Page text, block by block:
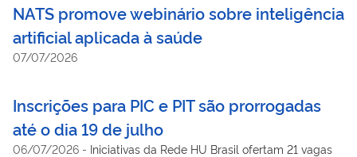
NATS promove webinário sobre inteligência
artificial aplicada à saúde
07/07/2026
Inscrições para PIC e PIT são prorrogadas
até o dia 19 de julho
06/07/2026 - Iniciativas da Rede HU Brasil ofertam 21 vagas